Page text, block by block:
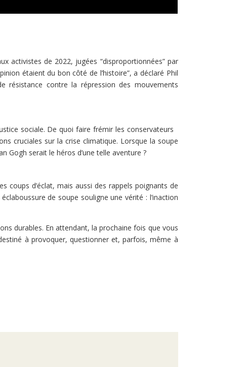
activistes de 2022, jugées “disproportionnées” par
étaient du bon côté de l’histoire”, a déclaré Phil
résistance contre la répression des mouvements
sociale. De quoi faire frémir les conservateurs
cruciales sur la crise climatique. Lorsque la soupe
Gogh serait le héros d’une telle aventure ?
coups d’éclat, mais aussi des rappels poignants de
de soupe souligne une vérité : l’inaction
durables. En attendant, la prochaine fois que vous
à provoquer, questionner et, parfois, même à